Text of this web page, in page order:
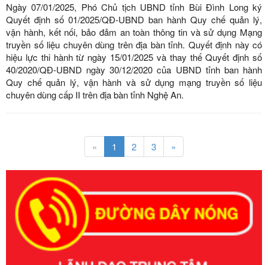
Ngày 07/01/2025, Phó Chủ tịch UBND tỉnh Bùi Đình Long ký
Quyết định số 01/2025/QĐ-UBND ban hành Quy chế quản lý,
vận hành, kết nối, bảo đảm an toàn thông tin và sử dụng Mạng
truyền số liệu chuyên dùng trên địa bàn tỉnh. Quyết định này có
hiệu lực thi hành từ ngày 15/01/2025 và thay thế Quyết định số
40/2020/QĐ-UBND ngày 30/12/2020 của UBND tỉnh ban hành
Quy chế quản lý, vận hành và sử dụng mạng truyền số liệu
chuyên dùng cấp II trên địa bàn tỉnh Nghệ An.
« 1 2 3 »